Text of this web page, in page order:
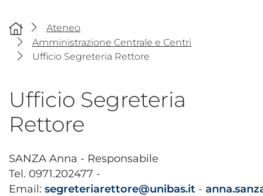
Ateneo
Amministrazione Centrale e Centri
Ufficio Segreteria Rettore
Ufficio Segreteria
Rettore
SANZA Anna - Responsabile
Tel. 0971.202477 -
Email: segreteriarettore@unibas.it -